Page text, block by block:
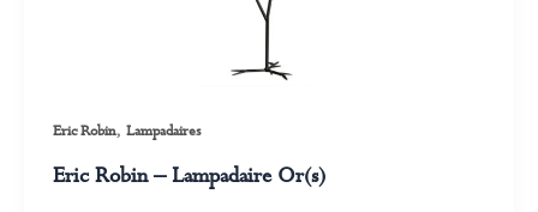
Eric Robin, Lampadaires
Eric Robin – Lampadaire Or(s)